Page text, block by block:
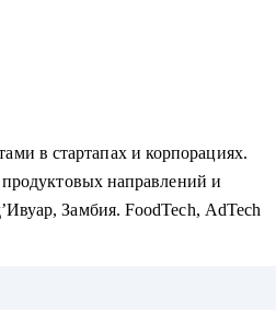
в стартапах и корпорациях.
направлений и
Замбия. FoodTech, AdTech
менеджменту, спикер Бизнес-